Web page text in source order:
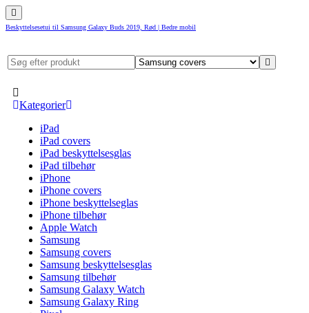
Beskyttelsesetui til Samsung Galaxy Buds 2019, Rød | Bedre mobil
Kategorier
iPad
iPad covers
iPad beskyttelsesglas
iPad tilbehør
iPhone
iPhone covers
iPhone beskyttelseglas
iPhone tilbehør
Apple Watch
Samsung
Samsung covers
Samsung beskyttelsesglas
Samsung tilbehør
Samsung Galaxy Watch
Samsung Galaxy Ring